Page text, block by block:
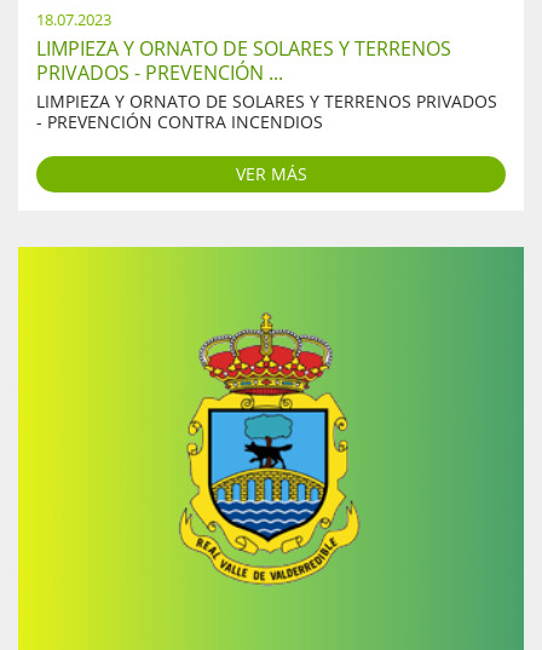
18.07.2023
LIMPIEZA Y ORNATO DE SOLARES Y TERRENOS
PRIVADOS - PREVENCIÓN ...
LIMPIEZA Y ORNATO DE SOLARES Y TERRENOS PRIVADOS
- PREVENCIÓN CONTRA INCENDIOS
VER MÁS